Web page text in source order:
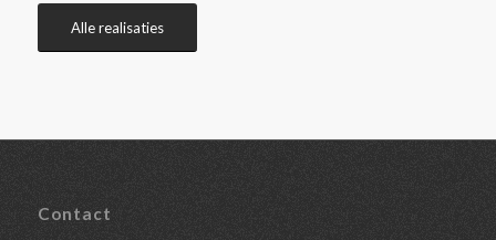
Alle realisaties
Contact